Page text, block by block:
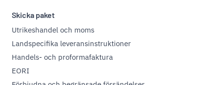
Skicka paket
Utrikeshandel och moms
Landspecifika leveransinstruktioner
Handels- och proformafaktura
EORI